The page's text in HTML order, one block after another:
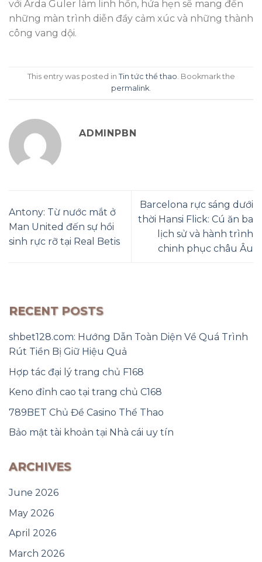
với Arda Guler làm linh hồn, hứa hẹn sẽ mang đến
những màn trình diễn đầy cảm xúc và những thành
công vang dội.
This entry was posted in Tin tức thể thao. Bookmark the
permalink.
ADMINPBN
Antony: Từ nước mắt ở
Man United đến sự hồi
sinh rực rỡ tại Real Betis
Barcelona rực sáng dưới
thời Hansi Flick: Cú ăn ba
lịch sử và hành trình
chinh phục châu Âu
RECENT POSTS
shbet128.com: Hướng Dẫn Toàn Diện Về Quá Trình
Rút Tiền Bị Giữ Hiệu Quả
Hợp tác đại lý trang chủ F168
Keno đỉnh cao tại trang chủ C168
789BET Chủ Đề Casino Thể Thao
Bảo mật tài khoản tại Nhà cái uy tín
ARCHIVES
June 2026
May 2026
April 2026
March 2026